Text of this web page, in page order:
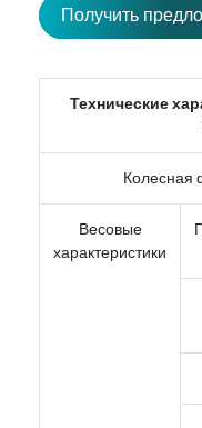
Получить
Технические
Колесная
Весовые
характеристики